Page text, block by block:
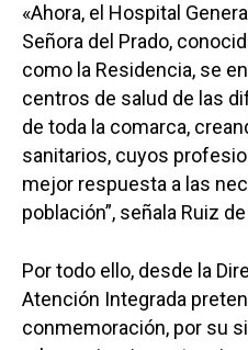
«Ahora, el Hospital
Señora del Prado,
como la Residencia, se
centros de salud de las
de toda la comarca,
sanitarios, cuyos
mejor respuesta a las
población”, señala Ruiz de
Por todo ello, desde la
Atención Integrada
conmemoración, por su